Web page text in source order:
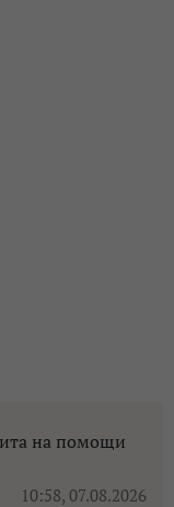
на помощи
10:58, 07.08.2026